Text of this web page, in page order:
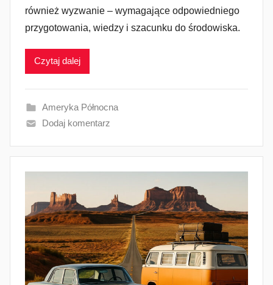
również wyzwanie – wymagające odpowiedniego
przygotowania, wiedzy i szacunku do środowiska.
Czytaj dalej
Ameryka Północna
Dodaj komentarz